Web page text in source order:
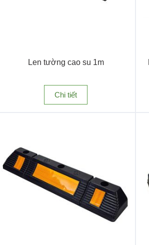
Len tường cao su 1m
Chi tiết